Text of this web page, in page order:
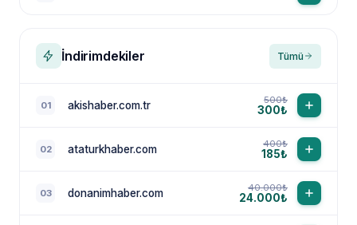
İndirimdekiler Tümü
01 akishaber.com.tr 500₺
300₺
02 ataturkhaber.com 400₺
185₺
03 donanimhaber.com 40.000₺
24.000₺